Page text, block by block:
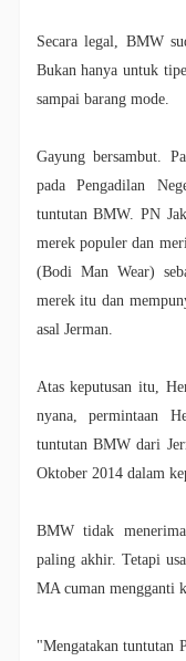
Secara legal, BMW
Bukan hanya untuk
sampai barang mode.
Gayung bersambut.
pada Pengadilan
tuntutan BMW. PN
merek populer dan
(Bodi Man Wear)
merek itu dan
asal Jerman.
Atas keputusan itu,
nyana, permintaan
tuntutan BMW dari
Oktober 2014 dalam
BMW tidak
paling akhir. Tetapi
MA cuman mengganti
"Mengatakan tuntutan